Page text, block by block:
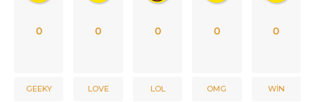
0
GEEKY
0
LOVE
0
LOL
0
OMG
0
WIN